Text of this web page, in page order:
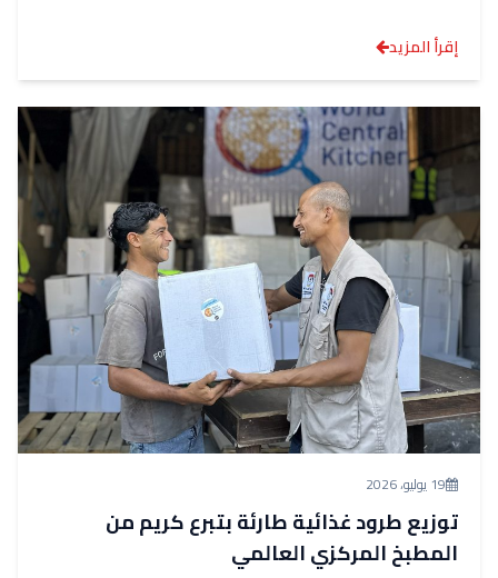
إقرأ المزيد
19 يوليو، 2026
توزيع طرود غذائية طارئة بتبرع كريم من
المطبخ المركزي العالمي